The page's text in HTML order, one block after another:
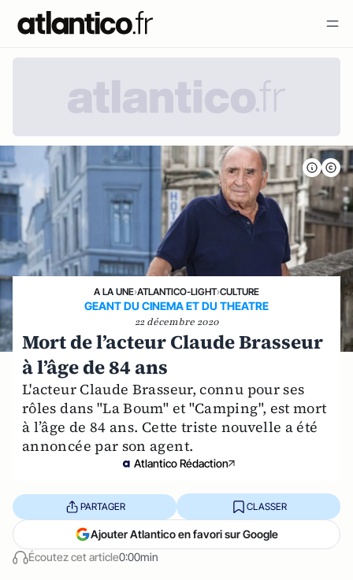
A LA UNE›ATLANTICO-LIGHT›CULTURE
GEANT DU CINEMA ET DU THEATRE
22 décembre 2020
Mort de l’acteur Claude Brasseur
à l’âge de 84 ans
L'acteur Claude Brasseur, connu pour ses
rôles dans "La Boum" et "Camping", est mort
à l’âge de 84 ans. Cette triste nouvelle a été
annoncée par son agent.
Atlantico Rédaction
Écoutez cet article0:00min
PARTAGER CLASSER
Ajouter Atlantico en favori sur Google